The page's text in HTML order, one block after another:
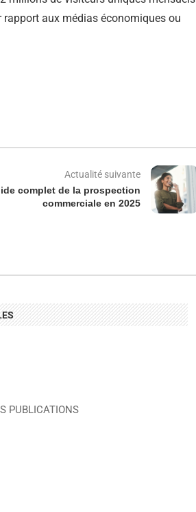
rapport aux médias économiques ou
Actualité suivante
complet de la prospection
commerciale en 2025
PUBLICATIONS